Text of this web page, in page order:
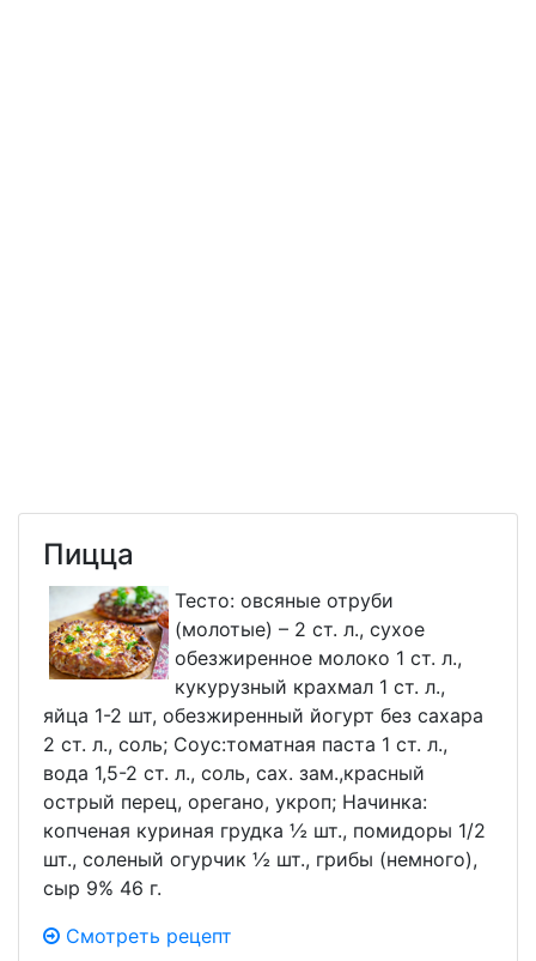
Пицца
Тесто: овсяные отруби
(молотые) – 2 ст. л., сухое
обезжиренное молоко 1 ст. л.,
кукурузный крахмал 1 ст. л.,
яйца 1-2 шт, обезжиренный йогурт без сахара
2 ст. л., соль; Соус:томатная паста 1 ст. л.,
вода 1,5-2 ст. л., соль, сах. зам.,красный
острый перец, орегано, укроп; Начинка:
копченая куриная грудка ½ шт., помидоры 1/2
шт., соленый огурчик ½ шт., грибы (немного),
сыр 9% 46 г.
Смотреть рецепт